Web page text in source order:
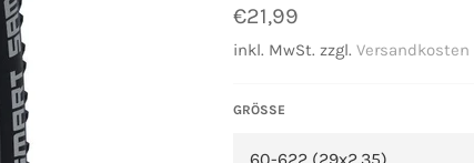
Normaler
Preis
€21,99
inkl. MwSt. zzgl. Versandkosten
GRÖSSE